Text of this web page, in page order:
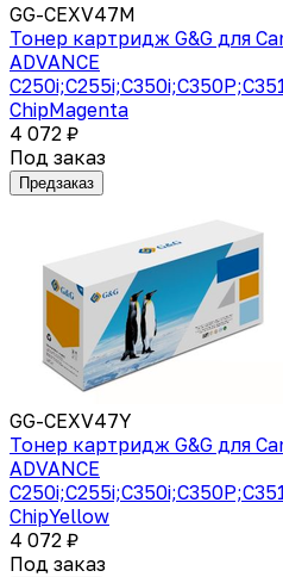
GG-CEXV47M
Тонер картридж G&G для
ADVANCE
ChipMagenta
4 072 ₽
Под заказ
Предзаказ
GG-CEXV47Y
Тонер картридж G&G для
ADVANCE
ChipYellow
4 072 ₽
Под заказ